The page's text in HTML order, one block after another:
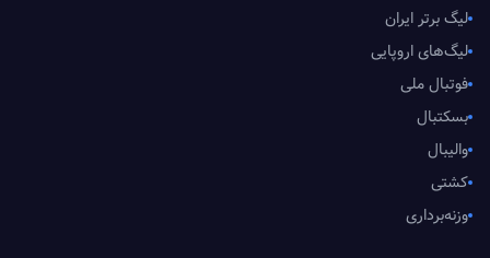
لیگ برتر ایران
لیگ‌های اروپایی
فوتبال ملی
بسکتبال
والیبال
کشتی
وزنه‌برداری